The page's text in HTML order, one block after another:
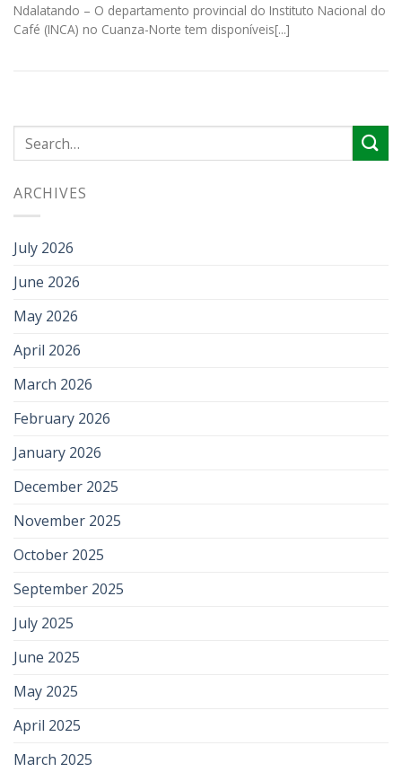
Ndalatando – O departamento provincial do Instituto Nacional do
Café (INCA) no Cuanza-Norte tem disponíveis[...]
ARCHIVES
July 2026
June 2026
May 2026
April 2026
March 2026
February 2026
January 2026
December 2025
November 2025
October 2025
September 2025
July 2025
June 2025
May 2025
April 2025
March 2025